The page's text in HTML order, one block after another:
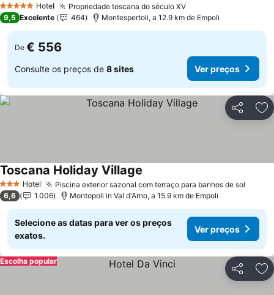
5 Estrelas Hotel Propriedade toscana do século XV
9,5 Excelente 464 Montespertoli, a 12.9 km de Empoli
De € 556
Consulte os preços de 8 sites Ver preços
Partilhar
3 EstrelasHotel Piscina exterior sazonal com terraço para banhos de sol
Toscana Holiday Village
6,6 1.006 Montopoli in Val d'Arno, a 15.9 km de Empoli
Selecione as datas para ver os preços
exatos.
Ver preços
Partilhar
Escolha popular